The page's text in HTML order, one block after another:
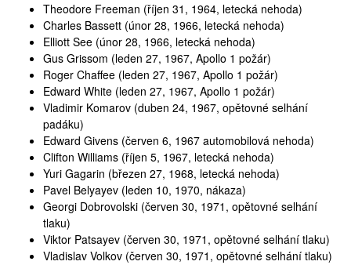
Theodore Freeman (říjen 31, 1964, letecká nehoda)
Charles Bassett (únor 28, 1966, letecká nehoda)
Elliott See (únor 28, 1966, letecká nehoda)
Gus Grissom (leden 27, 1967, Apollo 1 požár)
Roger Chaffee (leden 27, 1967, Apollo 1 požár)
Edward White (leden 27, 1967, Apollo 1 požár)
Vladimir Komarov (duben 24, 1967, opětovné selhání
padáku)
Edward Givens (červen 6, 1967 automobilová nehoda)
Clifton Williams (říjen 5, 1967, letecká nehoda)
Yuri Gagarin (březen 27, 1968, letecká nehoda)
Pavel Belyayev (leden 10, 1970, nákaza)
Georgi Dobrovolski (červen 30, 1971, opětovné selhání
tlaku)
Viktor Patsayev (červen 30, 1971, opětovné selhání tlaku)
Vladislav Volkov (červen 30, 1971, opětovné selhání tlaku)